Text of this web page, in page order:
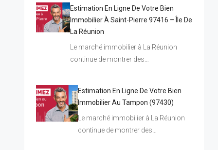
Estimation En Ligne De Votre Bien
Immobilier À Saint-Pierre 97416 – Île De
La Réunion
Le marché immobilier à La Réunion
continue de montrer des…
Estimation En Ligne De Votre Bien
Immobilier Au Tampon (97430)
Le marché immobilier à La Réunion
continue de montrer des…